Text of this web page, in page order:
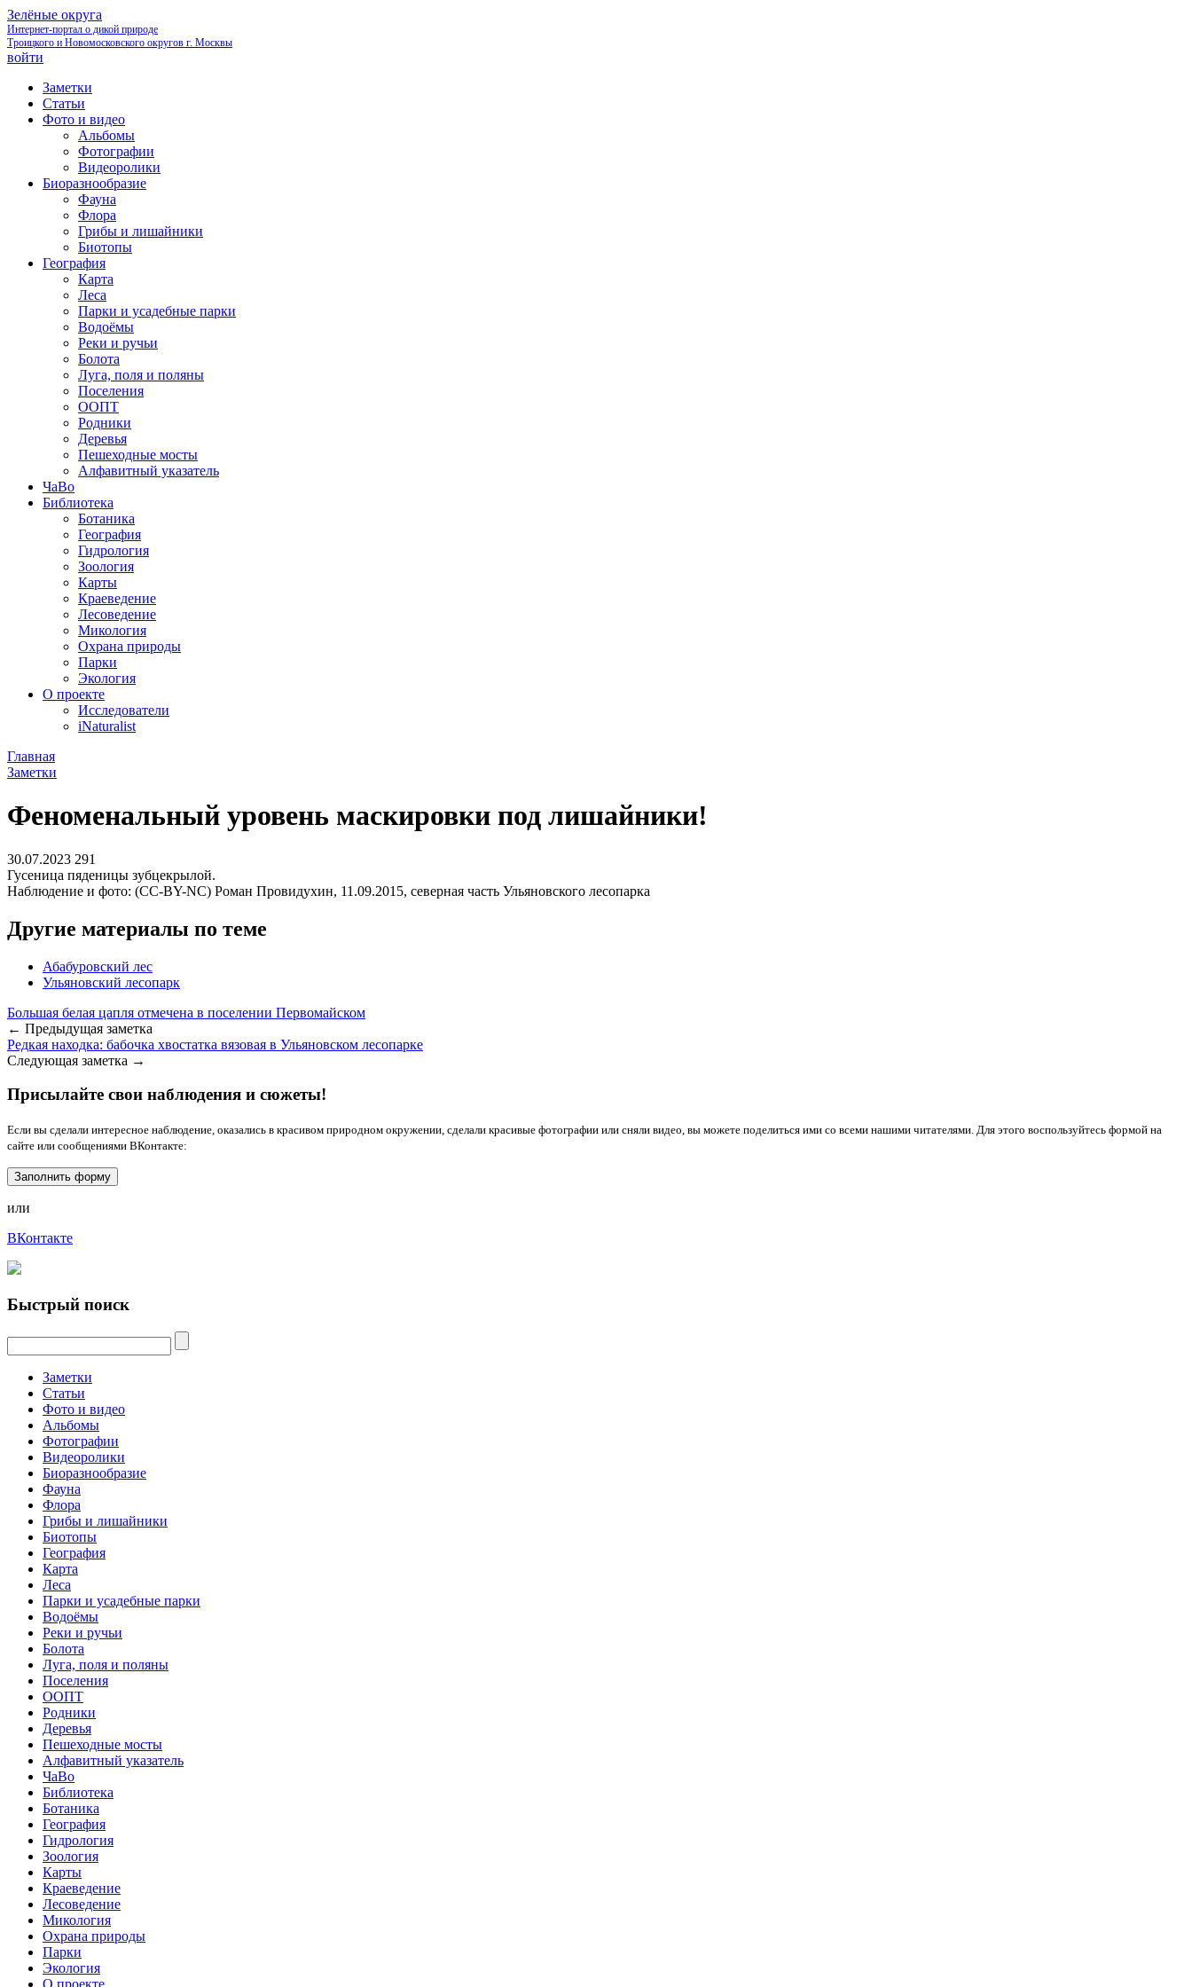
Зелёные округа
Интернет-портал о дикой природе
Троицкого и Новомосковского округов г. Москвы
войти
Заметки
Статьи
Фото и видео
Альбомы
Фотографии
Видеоролики
Биоразнообразие
Фауна
Флора
Грибы и лишайники
Биотопы
География
Карта
Леса
Парки и усадебные парки
Водоёмы
Реки и ручьи
Болота
Луга, поля и поляны
Поселения
ООПТ
Родники
Деревья
Пешеходные мосты
Алфавитный указатель
ЧаВо
Библиотека
Ботаника
География
Гидрология
Зоология
Карты
Краеведение
Лесоведение
Микология
Охрана природы
Парки
Экология
О проекте
Исследователи
iNaturalist
Главная
Заметки
Феноменальный уровень маскировки под лишайники!
30.07.2023 291
Гусеница пяденицы зубцекрылой.
Наблюдение и фото: (CC-BY-NC) Роман Провидухин, 11.09.2015, северная часть Ульяновского лесопарка
Другие материалы по теме
Абабуровский лес
Ульяновский лесопарк
Большая белая цапля отмечена в поселении Первомайском
← Предыдущая заметка
Редкая находка: бабочка хвостатка вязовая в Ульяновском лесопарке
Следующая заметка →
Присылайте свои наблюдения и сюжеты!
Если вы сделали интересное наблюдение, оказались в красивом природном окружении, сделали красивые фотографии или сняли видео, вы можете поделиться ими со всеми нашими читателями. Для этого воспользуйтесь формой на
сайте или сообщениями ВКонтакте:
Заполнить форму
или
ВКонтакте
Быстрый поиск
Заметки
Статьи
Фото и видео
Альбомы
Фотографии
Видеоролики
Биоразнообразие
Фауна
Флора
Грибы и лишайники
Биотопы
География
Карта
Леса
Парки и усадебные парки
Водоёмы
Реки и ручьи
Болота
Луга, поля и поляны
Поселения
ООПТ
Родники
Деревья
Пешеходные мосты
Алфавитный указатель
ЧаВо
Библиотека
Ботаника
География
Гидрология
Зоология
Карты
Краеведение
Лесоведение
Микология
Охрана природы
Парки
Экология
О проекте